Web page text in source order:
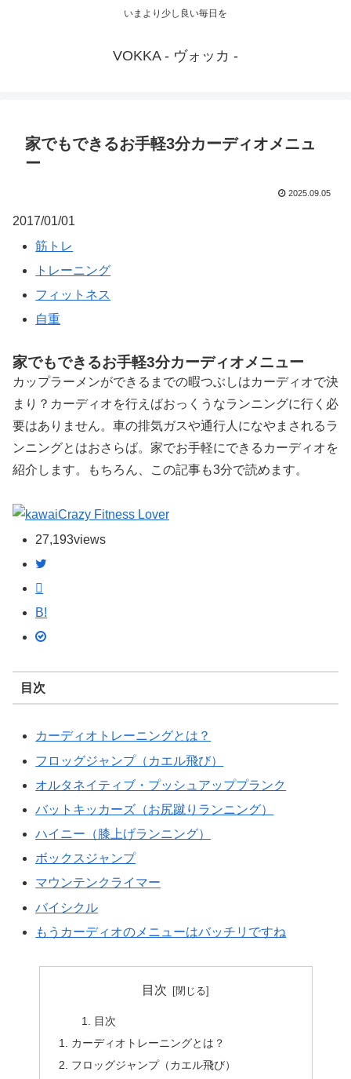
いまより少し良い毎日を
VOKKA - ヴォッカ -
家でもできるお手軽3分カーディオメニュ
ー
2025.09.05
2017/01/01
筋トレ
トレーニング
フィットネス
自重
家でもできるお手軽3分カーディオメニュー
カップラーメンができるまでの暇つぶしはカーディオで決
まり？カーディオを行えばおっくうなランニングに行く必
要はありません。車の排気ガスや通行人になやまされるラ
ンニングとはおさらば。家でお手軽にできるカーディオを
紹介します。もちろん、この記事も3分で読めます。
Crazy Fitness Lover
27,193views
B!
目次
カーディオトレーニングとは？
フロッグジャンプ（カエル飛び）
オルタネイティブ・プッシュアッププランク
バットキッカーズ（お尻蹴りランニング）
ハイニー（膝上げランニング）
ボックスジャンプ
マウンテンクライマー
バイシクル
もうカーディオのメニューはバッチリですね
目次
目次
カーディオトレーニングとは？
フロッグジャンプ（カエル飛び）